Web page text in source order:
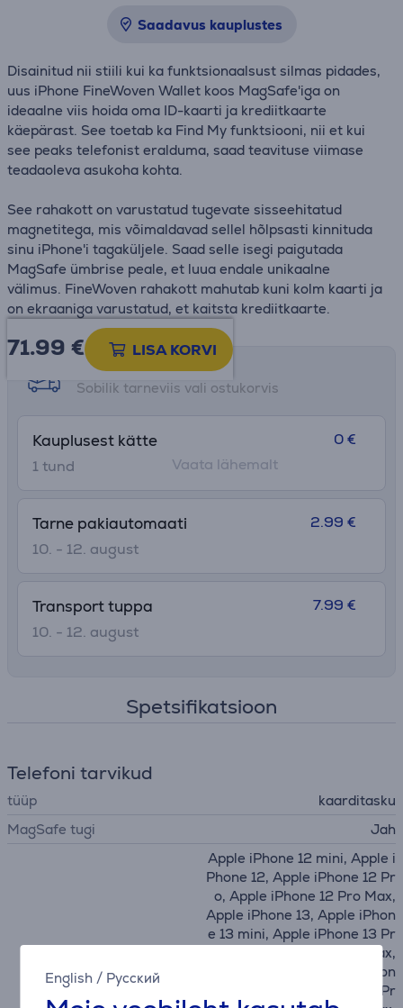
English / Русский
Saadavus kauplustes
Disainitud nii stiili kui ka funktsionaalsust silmas pidades,
uus iPhone FineWoven Wallet koos MagSafe'iga on
ideaalne viis hoida oma ID-kaarti ja krediitkaarte
käepärast. See toetab ka Find My funktsiooni, nii et kui
see peaks telefonist eralduma, saad teavituse viimase
teadaoleva asukoha kohta.
See rahakott on varustatud tugevate sisseehitatud
magnetitega, mis võimaldavad sellel hõlpsasti kinnituda
sinu iPhone'i tagaküljele. Saad selle isegi paigutada
MagSafe ümbrise peale, et luua endale unikaalne
välimus. FineWoven rahakott mahutab kuni kolm kaarti ja
on ekraaniga varustatud, et kaitsta krediitkaarte.
71.99 € LISA KORVI
Tarne võimalused
Sobilik tarneviis vali ostukorvis
Kauplusest kätte
1 tund
0 €
Vaata lähemalt
Tarne pakiautomaati
10. - 12. august
2.99 €
Transport tuppa
10. - 12. august
7.99 €
Spetsifikatsioon
Telefoni tarvikud
tüüp
kaarditasku
MagSafe tugi
Jah
Apple iPhone 12 mini, Apple i
Phone 12, Apple iPhone 12 Pr
o, Apple iPhone 12 Pro Max,
Apple iPhone 13, Apple iPhon
e 13 mini, Apple iPhone 13 Pr
o, Apple iPhone 13 Pro Max,
Apple iPhone 14, Apple iPhon
e 14 Plus, Apple iPhone 14 Pr